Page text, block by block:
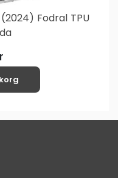
Fodral TPU